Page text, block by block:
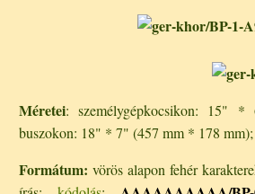
Méretei: személygépkocsikon: 15"
buszokon: 18" * 7" (457 mm * 178
Formátum: vörös alapon fehér